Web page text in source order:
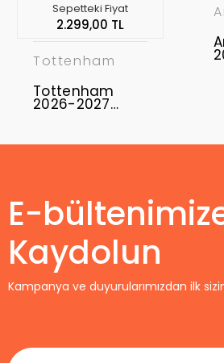
Sepetteki Fiyat
2.299,00 TL
Tottenham
Tottenham
2026-2027
Away
E-
Kaydolun
Kampanya ve duyurularımızdan ilk